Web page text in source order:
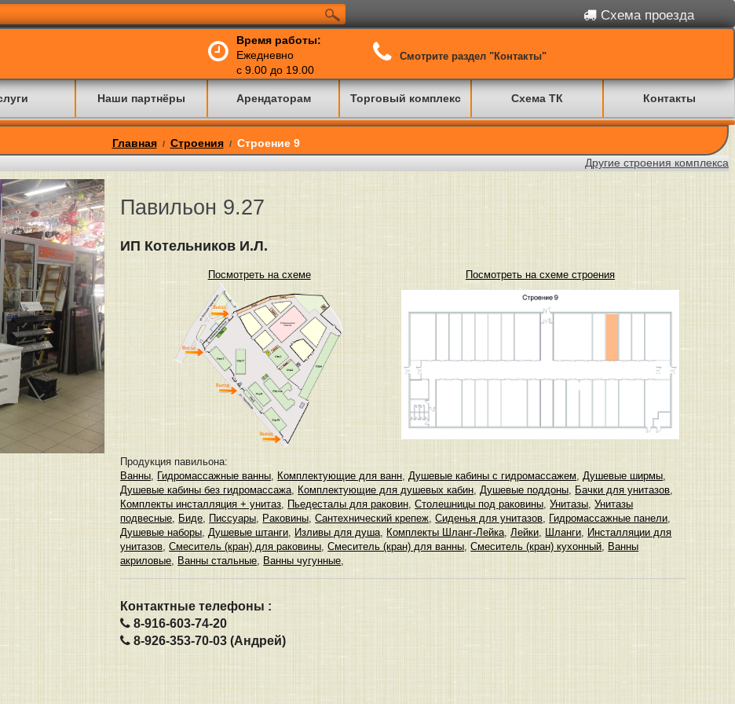
Схема проезда
Время работы:
Ежедневно
с 9.00 до 19.00
Смотрите раздел "Контакты"
Наши партнёры Арендаторам Торговый комплекс Схема ТК Контакты
Главная / Строения / Строение 9
Павильон 9.27
ИП Котельников И.Л.
Посмотреть на схеме Посмотреть на схеме строения
Продукция павильона:
Ванны, Гидромассажные ванны, Комплектующие для ванн,Душевые кабины с гидромассажем,Душевые ширмы,
Душевые кабины без гидромассажа, Комплектующие для душевых кабин,Душевые поддоны, Бачки для унитазов,
Комплекты инсталляция + унитаз, Пьедесталы для раковин,Столешницы под раковины,Унитазы,Унитазы
подвесные, Биде, Писсуары, Раковины,Сантехнический крепеж,Сиденья для унитазов, Гидромассажные панели,
Душевые наборы,Душевые штанги, Изливы для душа, Комплекты Шланг-Лейка,Лейки, Шланги, Инсталляции для
унитазов,Смеситель (кран) для раковины,Смеситель (кран) для ванны,Смеситель (кран) кухонный, Ванны
акриловые, Ванны стальные, Ванны чугунные,
Контактные телефоны :
8-916-603-74-20
8-926-353-70-03 (Андрей)
Другие строения комплекса